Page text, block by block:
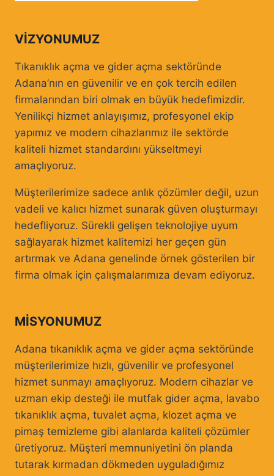
VIZYONUMUZ
Tıkanıklık açma ve gider açma sektöründe
Adana’nın en güvenilir ve en çok tercih edilen
firmalarından biri olmak en büyük hedefimizdir.
Yenilikçi hizmet anlayışımız, profesyonel ekip
yapımız ve modern cihazlarımız ile sektörde
kaliteli hizmet standardını yükseltmeyi
amaçlıyoruz.
Müşterilerimize sadece anlık çözümler değil, uzun
vadeli ve kalıcı hizmet sunarak güven oluşturmayı
hedefliyoruz. Sürekli gelişen teknolojiye uyum
sağlayarak hizmet kalitemizi her geçen gün
artırmak ve Adana genelinde örnek gösterilen bir
firma olmak için çalışmalarımıza devam ediyoruz.
MISYONUMUZ
Adana tıkanıklık açma ve gider açma sektöründe
müşterilerimize hızlı, güvenilir ve profesyonel
hizmet sunmayı amaçlıyoruz. Modern cihazlar ve
uzman ekip desteği ile mutfak gider açma, lavabo
tıkanıklık açma, tuvalet açma, klozet açma ve
pimaş temizleme gibi alanlarda kaliteli çözümler
üretiyoruz. Müşteri memnuniyetini ön planda
tutarak kırmadan dökmeden uyguladığımız